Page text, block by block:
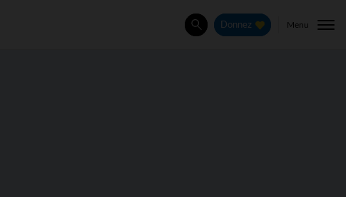
Rechercher
Donnez Menu